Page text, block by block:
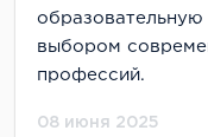
выбором
профессий.
08 июня 2025